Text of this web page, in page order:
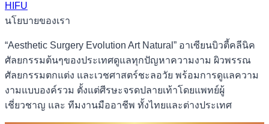
HIFU
นโยบายของเรา
“Aesthetic Surgery Evolution Art Natural” อาเซียนบิวตี้คลีนิค
ศัลยกรรมต้นๆของประเทศดูแลทุกปัญหาความงาม ผิวพรรณ
ศัลยกรรมตกแต่ง และเวชศาสตร์ชะลอวัย พร้อมการดูแลความ
งามแบบองค์รวม ตั้งแต่ศีรษะจรดปลายเท้าโดยแพทย์ผู้
เชี่ยวชาญ และ ทีมงานมืออาชีพ ทั้งไทยและต่างประเทศ